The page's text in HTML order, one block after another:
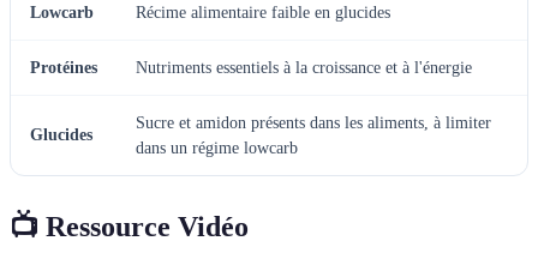
Lowcarb Récime alimentaire faible en glucides
Protéines Nutriments essentiels à la croissance et à l'énergie
Glucides
Sucre et amidon présents dans les aliments, à limiter
dans un régime lowcarb
📺 Ressource Vidéo